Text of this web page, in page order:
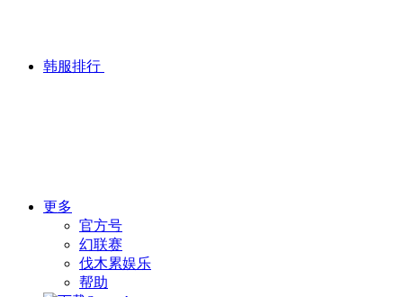
韩服排行
更多
官方号
幻联赛
伐木累娱乐
帮助